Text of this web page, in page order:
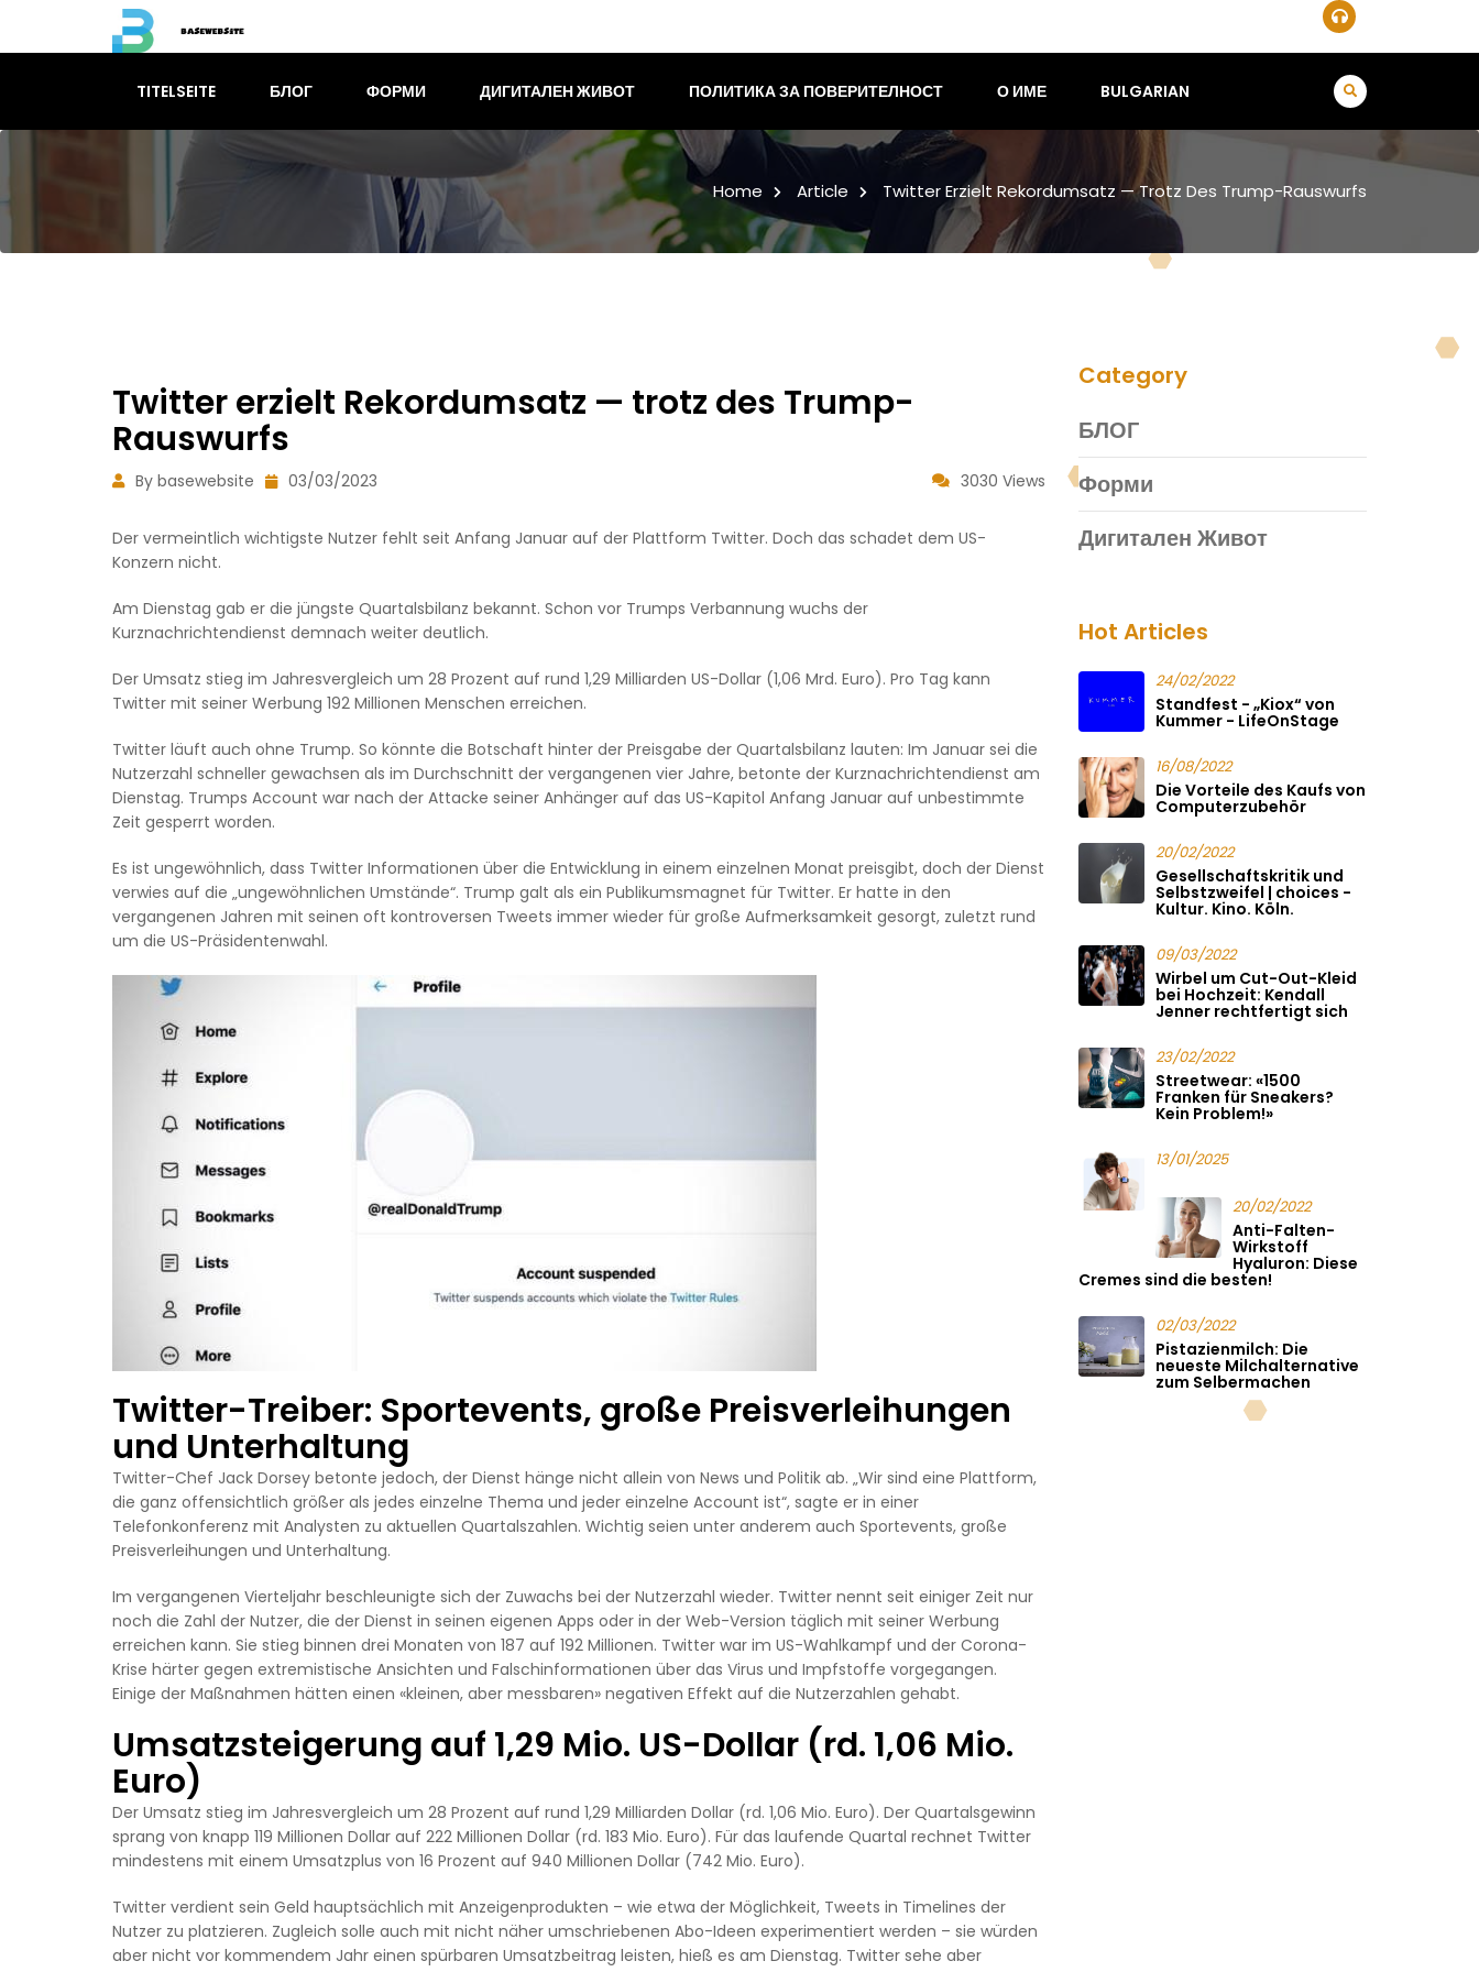
TITELSEITE БЛОГ ФОРМИ ДИГИТАЛЕН ЖИВОТ ПОЛИТИКА ЗА ПОВЕРИТЕЛНОСТ О ИМЕ BULGARIAN
Home Article Twitter Erzielt Rekordumsatz — Trotz Des Trump-Rauswurfs
Twitter erzielt Rekordumsatz — trotz des Trump-
Rauswurfs
By basewebsite 03/03/2023 3030 Views
Der vermeintlich wichtigste Nutzer fehlt seit Anfang Januar auf der Plattform Twitter. Doch das schadet dem US-
Konzern nicht.
Am Dienstag gab er die jüngste Quartalsbilanz bekannt. Schon vor Trumps Verbannung wuchs der
Kurznachrichtendienst demnach weiter deutlich.
Der Umsatz stieg im Jahresvergleich um 28 Prozent auf rund 1,29 Milliarden US-Dollar (1,06 Mrd. Euro). Pro Tag kann
Twitter mit seiner Werbung 192 Millionen Menschen erreichen.
Twitter läuft auch ohne Trump. So könnte die Botschaft hinter der Preisgabe der Quartalsbilanz lauten: Im Januar sei die
Nutzerzahl schneller gewachsen als im Durchschnitt der vergangenen vier Jahre, betonte der Kurznachrichtendienst am
Dienstag. Trumps Account war nach der Attacke seiner Anhänger auf das US-Kapitol Anfang Januar auf unbestimmte
Zeit gesperrt worden.
Es ist ungewöhnlich, dass Twitter Informationen über die Entwicklung in einem einzelnen Monat preisgibt, doch der Dienst
verwies auf die „ungewöhnlichen Umstände“. Trump galt als ein Publikumsmagnet für Twitter. Er hatte in den
vergangenen Jahren mit seinen oft kontroversen Tweets immer wieder für große Aufmerksamkeit gesorgt, zuletzt rund
um die US-Präsidentenwahl.
Twitter-Treiber: Sportevents, große Preisverleihungen
und Unterhaltung
Twitter-Chef Jack Dorsey betonte jedoch, der Dienst hänge nicht allein von News und Politik ab. „Wir sind eine Plattform,
die ganz offensichtlich größer als jedes einzelne Thema und jeder einzelne Account ist“, sagte er in einer
Telefonkonferenz mit Analysten zu aktuellen Quartalszahlen. Wichtig seien unter anderem auch Sportevents, große
Preisverleihungen und Unterhaltung.
Im vergangenen Vierteljahr beschleunigte sich der Zuwachs bei der Nutzerzahl wieder. Twitter nennt seit einiger Zeit nur
noch die Zahl der Nutzer, die der Dienst in seinen eigenen Apps oder in der Web-Version täglich mit seiner Werbung
erreichen kann. Sie stieg binnen drei Monaten von 187 auf 192 Millionen. Twitter war im US-Wahlkampf und der Corona-
Krise härter gegen extremistische Ansichten und Falschinformationen über das Virus und Impfstoffe vorgegangen.
Einige der Maßnahmen hätten einen «kleinen, aber messbaren» negativen Effekt auf die Nutzerzahlen gehabt.
Umsatzsteigerung auf 1,29 Mio. US-Dollar (rd. 1,06 Mio.
Euro)
Der Umsatz stieg im Jahresvergleich um 28 Prozent auf rund 1,29 Milliarden Dollar (rd. 1,06 Mio. Euro). Der Quartalsgewinn
sprang von knapp 119 Millionen Dollar auf 222 Millionen Dollar (rd. 183 Mio. Euro). Für das laufende Quartal rechnet Twitter
mindestens mit einem Umsatzplus von 16 Prozent auf 940 Millionen Dollar (742 Mio. Euro).
Twitter verdient sein Geld hauptsächlich mit Anzeigenprodukten – wie etwa der Möglichkeit, Tweets in Timelines der
Nutzer zu platzieren. Zugleich solle auch mit nicht näher umschriebenen Abo-Ideen experimentiert werden – sie würden
aber nicht vor kommendem Jahr einen spürbaren Umsatzbeitrag leisten, hieß es am Dienstag. Twitter sehe aber
Category
БЛОГ
Форми
Дигитален Живот
Hot Articles
24/02/2022
Standfest - „Kiox“ von
Kummer - LifeOnStage
16/08/2022
Die Vorteile des Kaufs von
Computerzubehör
20/02/2022
Gesellschaftskritik und
Selbstzweifel | choices -
Kultur. Kino. Köln.
09/03/2022
Wirbel um Cut-Out-Kleid
bei Hochzeit: Kendall
Jenner rechtfertigt sich
23/02/2022
Streetwear: «1500
Franken für Sneakers?
Kein Problem!»
13/01/2025
20/02/2022
Anti-Falten-
Wirkstoff
Hyaluron: Diese
Cremes sind die besten!
02/03/2022
Pistazienmilch: Die
neueste Milchalternative
zum Selbermachen